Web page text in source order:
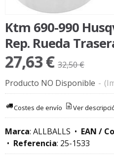
Ktm 690-990
Rep. Rueda
27,63 € 32,50 €
Producto NO Disponible -
Costes de envío Ver
Marca: ALLBALLS • EAN /
• Referencia: 25-1533